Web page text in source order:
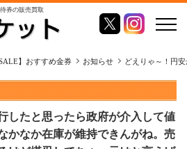
券の販売買取
SALE】おすすめ金券 お知らせ どえりゃ～！円
したと思ったら政府が介入して値
かなか在庫が維持できんがね。売